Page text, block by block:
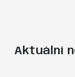
Aktuální